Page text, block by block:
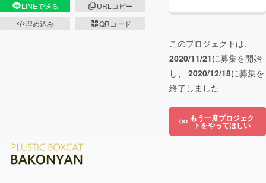
LINEで送る
URLコピー
埋め込み
QRコード
このプロジェクトは、
2020/11/21に募集を開始
し、 2020/12/18に募集を
終了しました
もう一度プロジェク
トをやってほしい